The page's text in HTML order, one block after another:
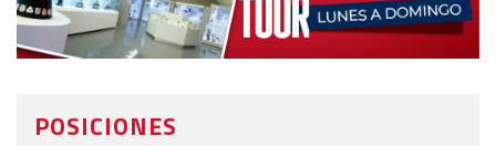
POSICIONES